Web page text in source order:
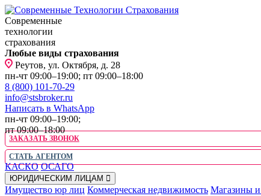
Современные
технологии
страхования
Любые виды страхования
Реутов, ул. Октября, д. 28
пн-чт 09:00–19:00; пт 09:00–18:00
8 (800) 101-70-29
info@stsbroker.ru
Написать в WhatsApp
пн-чт 09:00–19:00;
пт 09:00–18:00
ЗАКАЗАТЬ ЗВОНОК
СТАТЬ АГЕНТОМ
КАСКО ОСАГО
ЮРИДИЧЕСКИМ ЛИЦАМ
Имущество юр лиц Коммерческая недвижимость Магазины